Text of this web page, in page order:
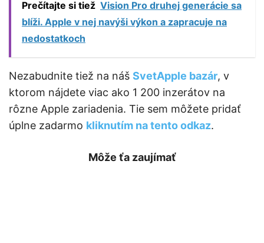
Prečítajte si tiež Vision Pro druhej generácie sa
blíži. Apple v nej navýši výkon a zapracuje na
nedostatkoch
Nezabudnite tiež na náš SvetApple bazár, v
ktorom nájdete viac ako 1 200 inzerátov na
rôzne Apple zariadenia. Tie sem môžete pridať
úplne zadarmo kliknutím na tento odkaz.
Môže ťa zaujímať